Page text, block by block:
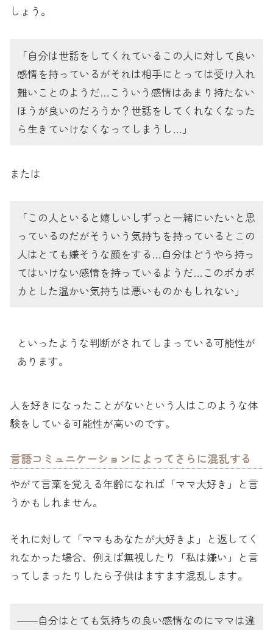
しょう。
「自分は世話をしてくれているこの人に対して良い
感情を持っているがそれは相手にとっては受け入れ
難いことのようだ…こういう感情はあまり持たない
ほうが良いのだろうか？世話をしてくれなくなった
ら生きていけなくなってしまうし…」
または
「この人といると嬉しいしずっと一緒にいたいと思
っているのだがそういう気持ちを持っているとこの
人はとても嫌そうな顔をする…自分はどうやら持っ
てはいけない感情を持っているようだ…このポカポ
カとした温かい気持ちは悪いものかもしれない」
といったような判断がされてしまっている可能性が
あります。
人を好きになったことがないという人はこのような体
験をしている可能性が高いのです。
言語コミュニケーションによってさらに混乱する
やがて言葉を覚える年齢になれば「ママ大好き」と言
うかもしれません。
それに対して「ママもあなたが大好きよ」と返してく
れなかった場合、例えば無視したり「私は嫌い」と言
ってしまったりしたら子供はますます混乱します。
――自分はとても気持ちの良い感情なのにママは違